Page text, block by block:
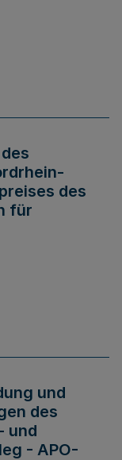
des
für
und
des
und
- APO-